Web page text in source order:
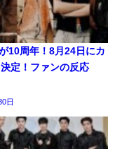
10周年！8月24日にカ
定！ファンの反応
日